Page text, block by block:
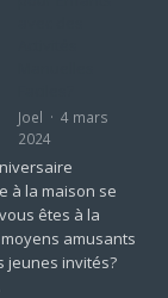
Joel
4 mars
2024
à la maison se
êtes à la
amusants
jeunes invités?